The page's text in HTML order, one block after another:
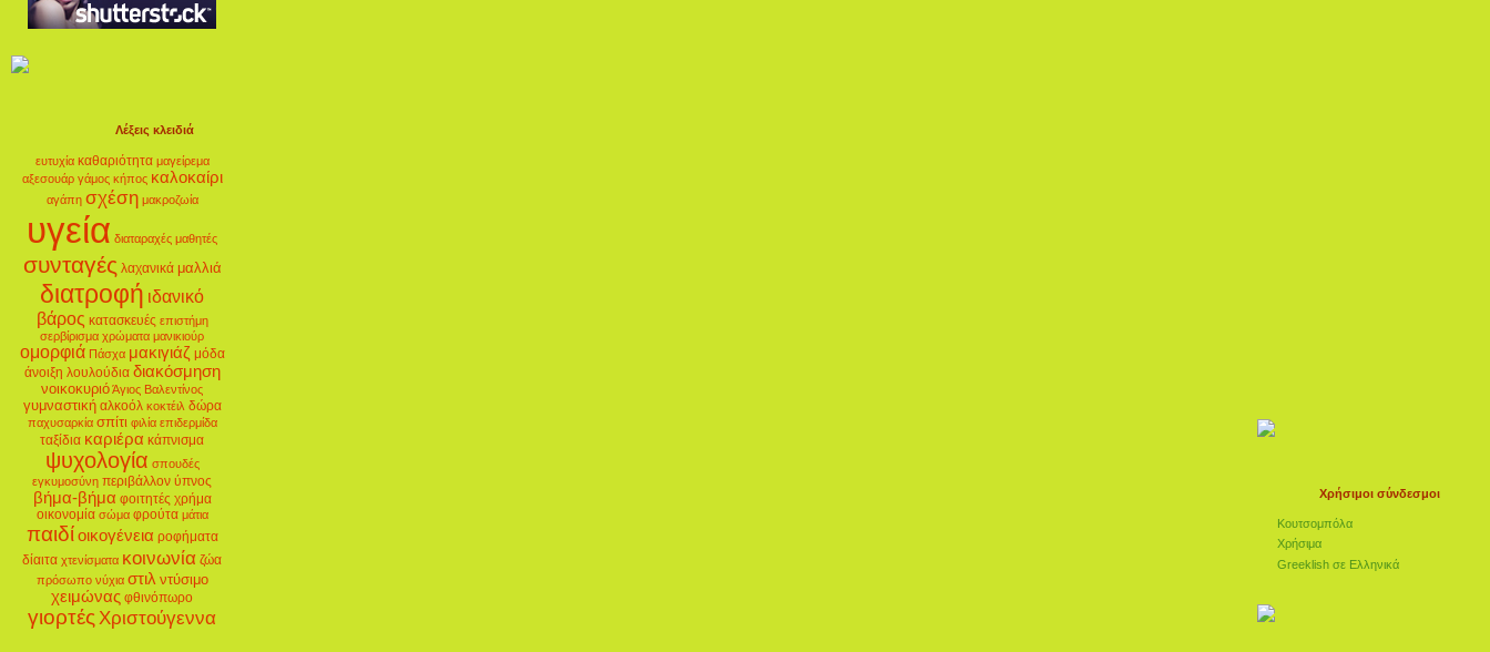
Λέξεις κλειδιά
ευτυχία καθαριότητα μαγείρεμα
αξεσουάρ γάμος κήπος καλοκαίρι
αγάπη σχέση μακροζωία
υγεία διαταραχές μαθητές
συνταγές λαχανικά μαλλιά
διατροφή ιδανικό
βάρος κατασκευές επιστήμη
σερβίρισμα χρώματα μανικιούρ
ομορφιά Πάσχα μακιγιάζ μόδα
άνοιξη λουλούδια διακόσμηση
νοικοκυριόΆγιος Βαλεντίνος
γυμναστική αλκοόλ κοκτέιλ δώρα
παχυσαρκία σπίτι φιλία επιδερμίδα
ταξίδια καριέρα κάπνισμα
ψυχολογία σπουδές
εγκυμοσύνη περιβάλλον ύπνος
βήμα-βήμα φοιτητές χρήμα
οικονομία σώμα φρούτα μάτια
παιδί οικογένεια ροφήματα
δίαιτα χτενίσματα κοινωνία ζώα
πρόσωπο νύχια στιλ ντύσιμο
χειμώνας φθινόπωρο
γιορτές Χριστούγεννα
Χρήσιμοι σύνδεσμοι
Κουτσομπόλα
Χρήσιμα
Greeklish σε Ελληνικά